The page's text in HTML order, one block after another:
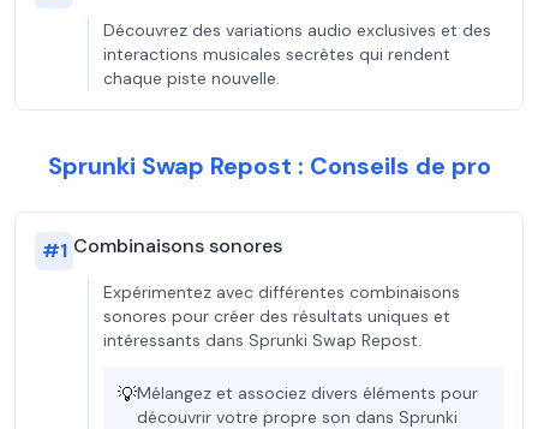
Découvrez des variations audio exclusives et des
interactions musicales secrètes qui rendent
chaque piste nouvelle.
Sprunki Swap Repost : Conseils de pro
#1 Combinaisons sonores
Expérimentez avec différentes combinaisons
sonores pour créer des résultats uniques et
intéressants dans Sprunki Swap Repost.
💡Mélangez et associez divers éléments pour
découvrir votre propre son dans Sprunki